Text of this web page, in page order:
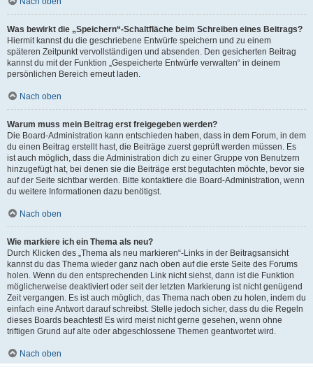
Was bewirkt die „Speichern“-Schaltfläche beim Schreiben eines Beitrags?
Hiermit kannst du die geschriebene Entwürfe speichern und zu einem
späteren Zeitpunkt vervollständigen und absenden. Den gesicherten Beitrag
kannst du mit der Funktion „Gespeicherte Entwürfe verwalten“ in deinem
persönlichen Bereich erneut laden.
Nach oben
Warum muss mein Beitrag erst freigegeben werden?
Die Board-Administration kann entschieden haben, dass in dem Forum, in dem
du einen Beitrag erstellt hast, die Beiträge zuerst geprüft werden müssen. Es
ist auch möglich, dass die Administration dich zu einer Gruppe von Benutzern
hinzugefügt hat, bei denen sie die Beiträge erst begutachten möchte, bevor sie
auf der Seite sichtbar werden. Bitte kontaktiere die Board-Administration, wenn
du weitere Informationen dazu benötigst.
Nach oben
Wie markiere ich ein Thema als neu?
Durch Klicken des „Thema als neu markieren“-Links in der Beitragsansicht
kannst du das Thema wieder ganz nach oben auf die erste Seite des Forums
holen. Wenn du den entsprechenden Link nicht siehst, dann ist die Funktion
möglicherweise deaktiviert oder seit der letzten Markierung ist nicht genügend
Zeit vergangen. Es ist auch möglich, das Thema nach oben zu holen, indem du
einfach eine Antwort darauf schreibst. Stelle jedoch sicher, dass du die Regeln
dieses Boards beachtest! Es wird meist nicht gerne gesehen, wenn ohne
triftigen Grund auf alte oder abgeschlossene Themen geantwortet wird.
Nach oben